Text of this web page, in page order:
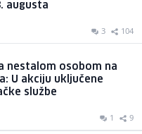
augusta
3 104
nestalom osobom na
U akciju uključene
službe
1 9